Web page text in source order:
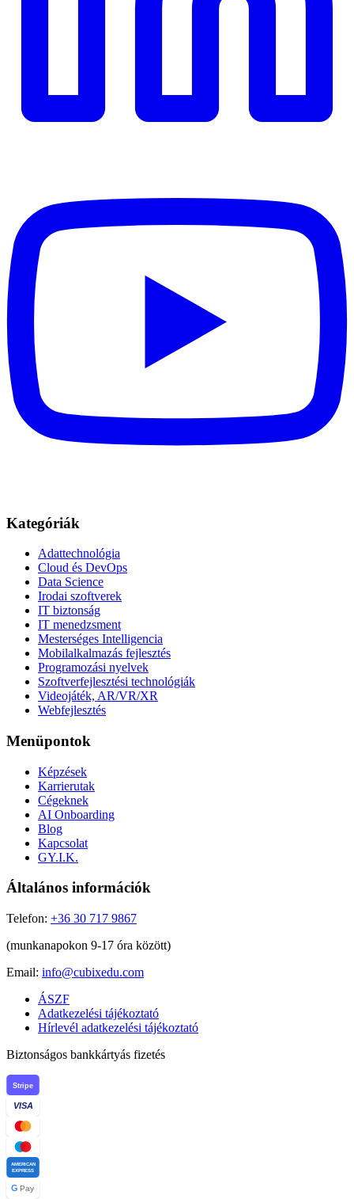
Kategóriák
Adattechnológia
Cloud és DevOps
Data Science
Irodai szoftverek
IT biztonság
IT menedzsment
Mesterséges Intelligencia
Mobilalkalmazás fejlesztés
Programozási nyelvek
Szoftverfejlesztési technológiák
Videojáték, AR/VR/XR
Webfejlesztés
Menüpontok
Képzések
Karrierutak
Cégeknek
AI Onboarding
Blog
Kapcsolat
GY.I.K.
Általános információk
Telefon: +36 30 717 9867
(munkanapokon 9-17 óra között)
Email: info@cubixedu.com
ÁSZF
Adatkezelési tájékoztató
Hírlevél adatkezelési tájékoztató
Biztonságos bankkártyás fizetés
Stripe
VISA
AMERICAN
EXPRESS
G Pay